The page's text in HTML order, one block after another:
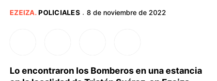
EZEIZA.POLICIALES · 8 de noviembre de 2022
Lo encontraron los Bomberos en una estancia